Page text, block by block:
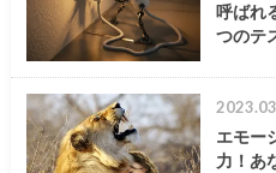
呼ばれ
つのテ
エモー
力！あ